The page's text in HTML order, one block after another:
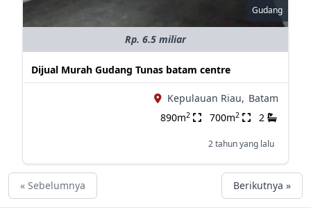
Gudang
Rp. 6.5 miliar
Dijual Murah Gudang Tunas batam centre
Kepulauan Riau, Batam
890m2 700m2 2
2 tahun yang lalu
« Sebelumnya Berikutnya »